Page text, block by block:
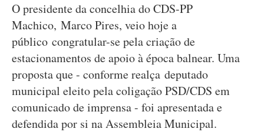
O presidente da concelhia do CDS-PP
Machico, Marco Pires, veio hoje a
público congratular-se pela criação de
estacionamentos de apoio à época balnear. Uma
proposta que - conforme realça deputado
municipal eleito pela coligação PSD/CDS em
comunicado de imprensa - foi apresentada e
defendida por si na Assembleia Municipal.